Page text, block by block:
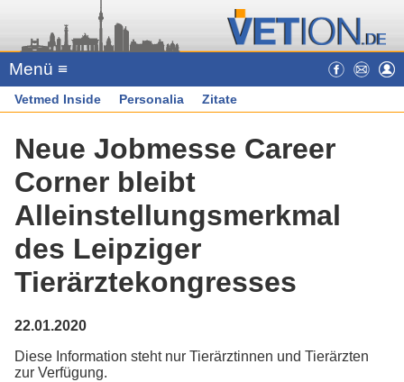
Menü ≡
Vetmed Inside Personalia Zitate
Neue Jobmesse Career
Corner bleibt
Alleinstellungsmerkmal
des Leipziger
Tierärztekongresses
22.01.2020
Diese Information steht nur Tierärztinnen und Tierärzten
zur Verfügung.